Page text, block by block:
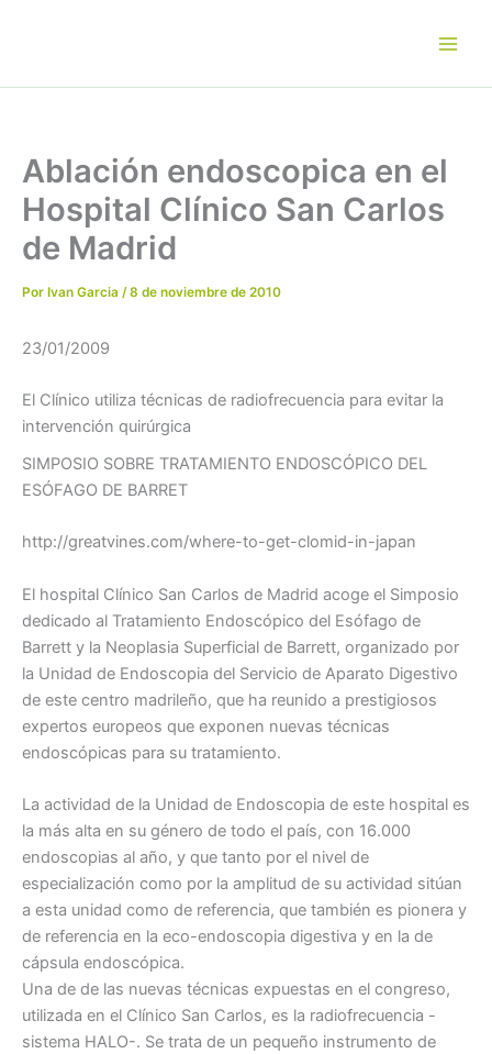
Ablación endoscopica en el
Hospital Clínico San Carlos
de Madrid
Por Ivan Garcia /8 de noviembre de 2010
23/01/2009
El Clínico utiliza técnicas de radiofrecuencia para evitar la
intervención quirúrgica
SIMPOSIO SOBRE TRATAMIENTO ENDOSCÓPICO DEL
ESÓFAGO DE BARRET
http://greatvines.com/where-to-get-clomid-in-japan
El hospital Clínico San Carlos de Madrid acoge el Simposio
dedicado al Tratamiento Endoscópico del Esófago de
Barrett y la Neoplasia Superficial de Barrett, organizado por
la Unidad de Endoscopia del Servicio de Aparato Digestivo
de este centro madrileño, que ha reunido a prestigiosos
expertos europeos que exponen nuevas técnicas
endoscópicas para su tratamiento.
La actividad de la Unidad de Endoscopia de este hospital es
la más alta en su género de todo el país, con 16.000
endoscopias al año, y que tanto por el nivel de
especialización como por la amplitud de su actividad sitúan
a esta unidad como de referencia, que también es pionera y
de referencia en la eco-endoscopia digestiva y en la de
cápsula endoscópica.
Una de de las nuevas técnicas expuestas en el congreso,
utilizada en el Clínico San Carlos, es la radiofrecuencia -
sistema HALO-. Se trata de un pequeño instrumento de